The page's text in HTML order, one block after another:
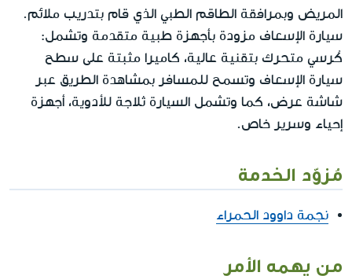
المريض وبمرافقة الطاقم الطبي الذي قام بتدريب ملائم.
سيارة الإسعاف مزودة بأجهزة طبية متقدمة وتشمل:
كُرسي متحرك بتقنية عالية، كاميرا مثبتة على سطح
سيارة الإسعاف وتسمح للمسافر بمشاهدة الطريق عبر
شاشة عرض، كما وتشمل السيارة ثلاجة للأدوية، أجهزة
إحياء وسرير خاص.
مُزوّد الخدمة
نجمة داوود الحمراء
من يهمه الأمر